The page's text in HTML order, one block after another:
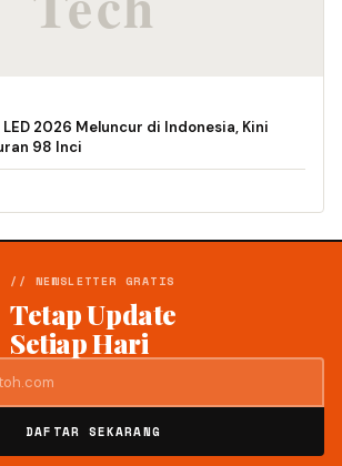
2026 Meluncur di Indonesia, Kini
98 Inci
// NEWSLETTER GRATIS
Tetap Update
Setiap Hari
DAFTAR SEKARANG